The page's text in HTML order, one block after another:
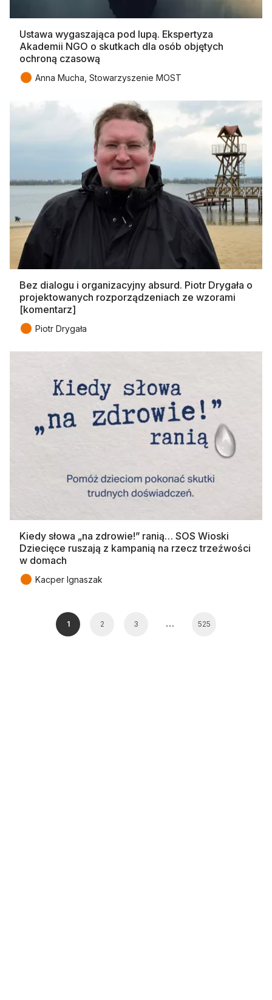
Ustawa wygaszająca pod lupą. Ekspertyza
Akademii NGO o skutkach dla osób objętych
ochroną czasową
● Anna Mucha, Stowarzyszenie MOST
Bez dialogu i organizacyjny absurd. Piotr Drygała o
projektowanych rozporządzeniach ze wzorami
[komentarz]
● Piotr Drygała
Kiedy słowa „na zdrowie!” ranią… SOS Wioski
Dziecięce ruszają z kampanią na rzecz trzeźwości
w domach
● Kacper Ignaszak
1 2 3 … 525